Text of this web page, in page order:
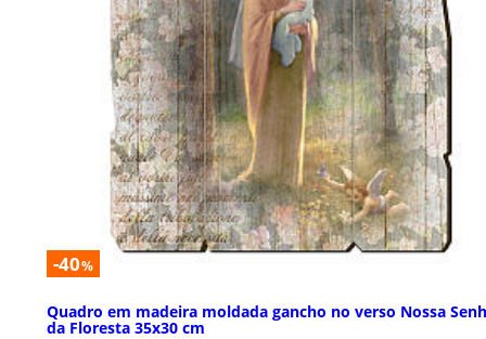
-40%
Quadro em madeira moldada gancho no verso Nossa
da Floresta 35x30 cm